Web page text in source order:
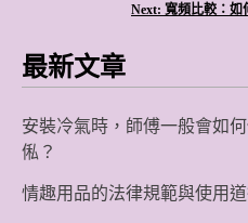
覽
Next: 寬頻比較：如
最新文章
安裝冷氣時，師傅一般會如
俬？
情趣用品的法律規範與使用